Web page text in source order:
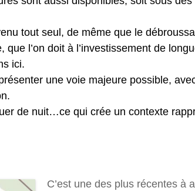
tout seul, de même que le
que l’on doit à l’investissement de
ici.
une voie majeure possible,
de nuit…ce qui crée un contexte
C’est une des plus récentes à